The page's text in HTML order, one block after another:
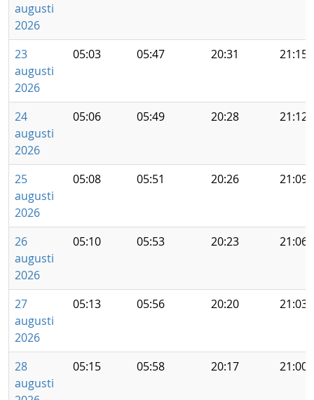
augusti
2026
23
augusti
2026
05:03 05:47 20:31 21:15
24
augusti
2026
05:06 05:49 20:28 21:12
25
augusti
2026
05:08 05:51 20:26 21:09
26
augusti
2026
05:10 05:53 20:23 21:06
27
augusti
2026
05:13 05:56 20:20 21:03
28
augusti
05:15 05:58 20:17 21:00